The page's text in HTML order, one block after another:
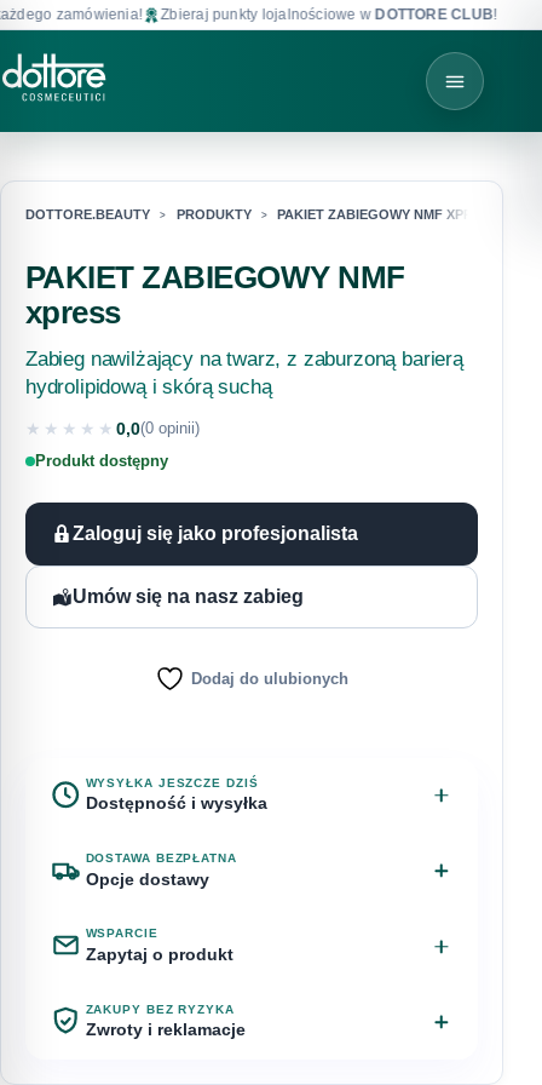
zamówienia! Zbieraj punkty lojalnościowe wDOTTORE CLUB!
DOTTORE.BEAUTY PRODUKTY PAKIET ZABIEGOWY NMF XPRESS
PAKIET ZABIEGOWY NMF
xpress
Zabieg nawilżający na twarz, z zaburzoną barierą
hydrolipidową i skórą suchą
★★★★★0,0(0 opinii)
Produkt dostępny
Zaloguj się jako profesjonalista
Umów się na nasz zabieg
Dodaj do ulubionych
WYSYŁKA JESZCZE DZIŚ
Dostępność i wysyłka
Na stanie Przewidywana dostawa: 10 sierpnia
za 2 godziny 47 minut
DOSTAWA BEZPŁATNA
Opcje dostawy
Odbiór osobisty – Chyby, ul.
Bagienna 1
Bezpłatnie
InPost Paczkomat 24/7 15,00 zł
WSPARCIE
Zapytaj o produkt
Napisz do nas.
ZAKUPY BEZ RYZYKA
Zwroty i reklamacje